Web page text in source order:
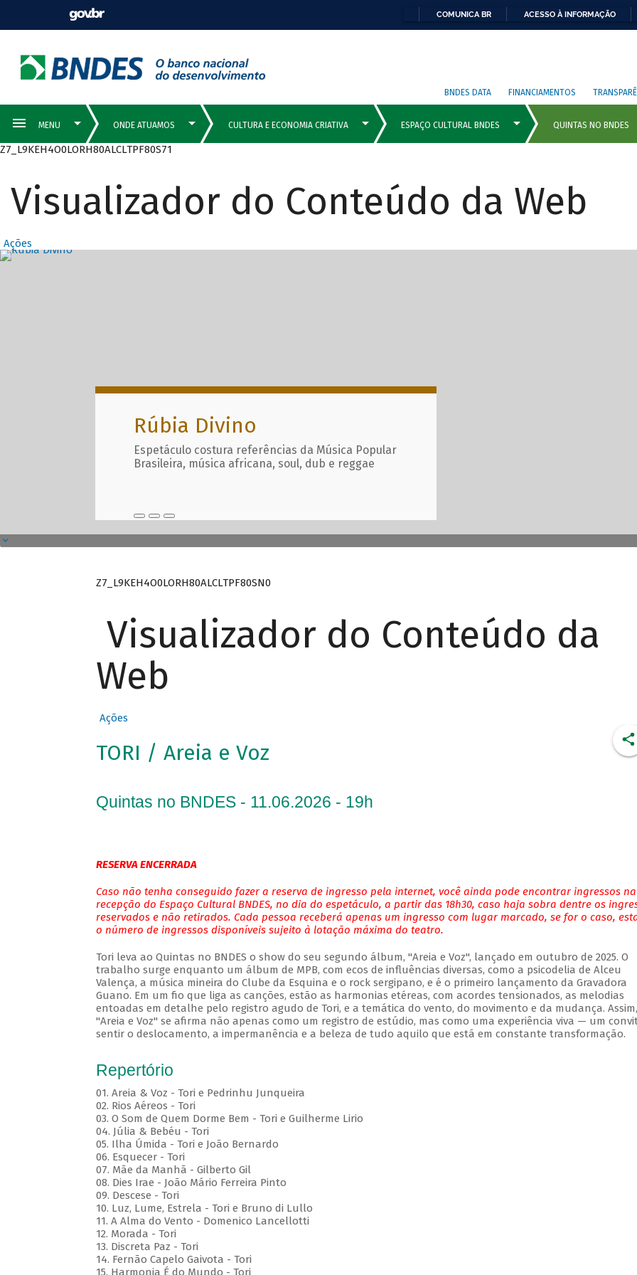
COMUNICA BR ACESSO À INFORMAÇÃO
BNDES DATA FINANCIAMENTOS
Z7_L9KEH4O0LORH80ALCLTPF80S71
Visualizador do Conteúdo da Web
Ações
Destaques Principais com
Rúbia Divino
Espetáculo costura referências da Música Popular
Brasileira, música africana, soul, dub e reggae
Z7_L9KEH4O0LORH80ALCLTPF80SN0
Visualizador do Conteúdo da
Web
Ações
TORI / Areia e Voz
Quintas no BNDES - 11.06.2026 - 19h
RESERVA ENCERRADA
Caso não tenha conseguido fazer a reserva de ingresso pela internet, você ainda pode encontrar ingressos na
recepção do Espaço Cultural BNDES, no dia do espetáculo, a partir das 18h30, caso haja sobra dentre os
reservados e não retirados. Cada pessoa receberá apenas um ingresso com lugar marcado, se for o caso,
o número de ingressos disponíveis sujeito à lotação máxima do teatro.
Tori leva ao Quintas no BNDES o show do seu segundo álbum, "Areia e Voz", lançado em outubro de 2025. O
trabalho surge enquanto um álbum de MPB, com ecos de influências diversas, como a psicodelia de Alceu
Valença, a música mineira do Clube da Esquina e o rock sergipano, e é o primeiro lançamento da Gravadora
Guano. Em um fio que liga as canções, estão as harmonias etéreas, com acordes tensionados, as melodias
entoadas em detalhe pelo registro agudo de Tori, e a temática do vento, do movimento e da mudança. Assim,
"Areia e Voz" se afirma não apenas como um registro de estúdio, mas como uma experiência viva — um
sentir o deslocamento, a impermanência e a beleza de tudo aquilo que está em constante transformação.
Repertório
01. Areia & Voz - Tori e Pedrinhu Junqueira
02. ⁠Rios Aéreos - Tori
03. O Som de Quem Dorme Bem - Tori e Guilherme Lirio
04. Júlia & Bebéu - Tori
05. Ilha Úmida - Tori e João Bernardo
06. Esquecer - Tori
07. Mãe da Manhã - Gilberto Gil
08. Dies Irae - João Mário Ferreira Pinto
09. Descese - Tori
10. Luz, Lume, Estrela - Tori e Bruno di Lullo
11. A Alma do Vento - Domenico Lancellotti
12. Morada - Tori
13. Discreta Paz - Tori
14. Fernão Capelo Gaivota - Tori